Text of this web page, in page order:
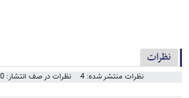
نظرات
نظرات منتشر شده: 4 نظرات در صف انتشار: 0